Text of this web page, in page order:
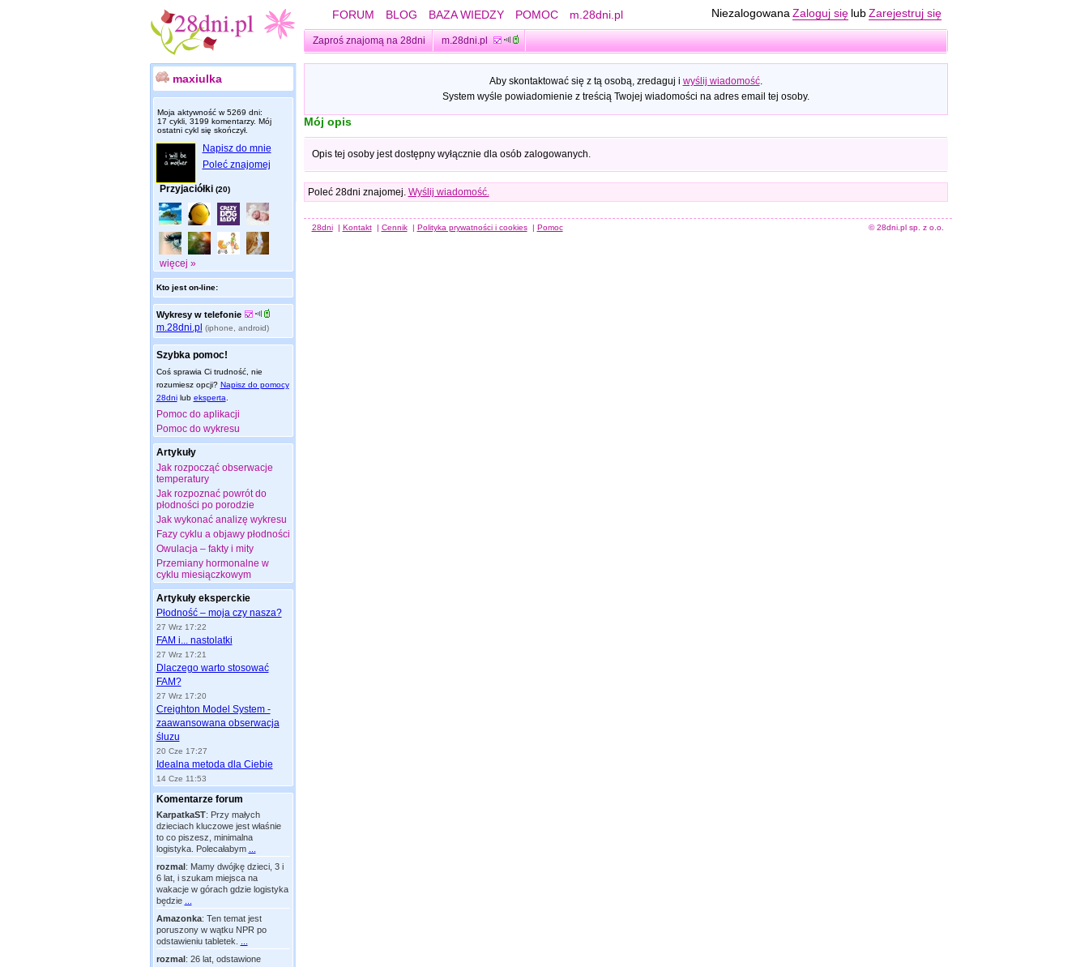
FORUM BLOG BAZA WIEDZY POMOC m.28dni.pl Niezalogowana Zaloguj się lub Zarejestruj się
Zaproś znajomą na 28dni m.28dni.pl
maxiulka
Moja aktywność w 5269 dni:
17 cykli, 3199 komentarzy. Mój
ostatni cykl się skończył.
Napisz do mnie
Poleć znajomej
Przyjaciółki (20)
więcej »
Kto jest on-line:
Wykresy w telefonie
m.28dni.pl (iphone, android)
Szybka pomoc!
Coś sprawia Ci trudność, nie
rozumiesz opcji? Napisz do pomocy
28dnilub eksperta
Pomoc do aplikacji
Pomoc do wykresu
Artykuły
Jak rozpocząć obserwacje
temperatury
Jak rozpoznać powrót do
płodności po porodzie
Jak wykonać analizę wykresu
Fazy cyklu a objawy płodności
Owulacja – fakty i mity
Przemiany hormonalne w
cyklu miesiączkowym
Artykuły eksperckie
Płodność – moja czy nasza?
27 Wrz 17:22
FAM i... nastolatki
27 Wrz 17:21
Dlaczego warto stosować
FAM?
27 Wrz 17:20
Creighton Model System -
zaawansowana obserwacja
śluzu
20 Cze 17:27
Idealna metoda dla Ciebie
14 Cze 11:53
Komentarze forum
KarpatkaST: Przy małych
dzieciach kluczowe jest właśnie
to co piszesz, minimalna
logistyka. Polecałabym
rozmal: Mamy dwójkę dzieci, 3 i
6 lat, i szukam miejsca na
wakacje w górach gdzie logistyka
będzie
Amazonka: Ten temat jest
poruszony w wątku NPR po
odstawieniu tabletek.
rozmal: 26 lat, odstawione
Aby skontaktować się z tą osobą, zredaguj i wyślij wiadomość.
System wyśle powiadomienie z treścią Twojej wiadomości na adres email tej osoby.
Mój opis
Opis tej osoby jest dostępny wyłącznie dla osób zalogowanych.
Poleć 28dni znajomej. Wyślij wiadomość.
28dni | Kontakt | Cennik | Polityka prywatności i cookies | Pomoc © 28dni.pl sp. z o.o.